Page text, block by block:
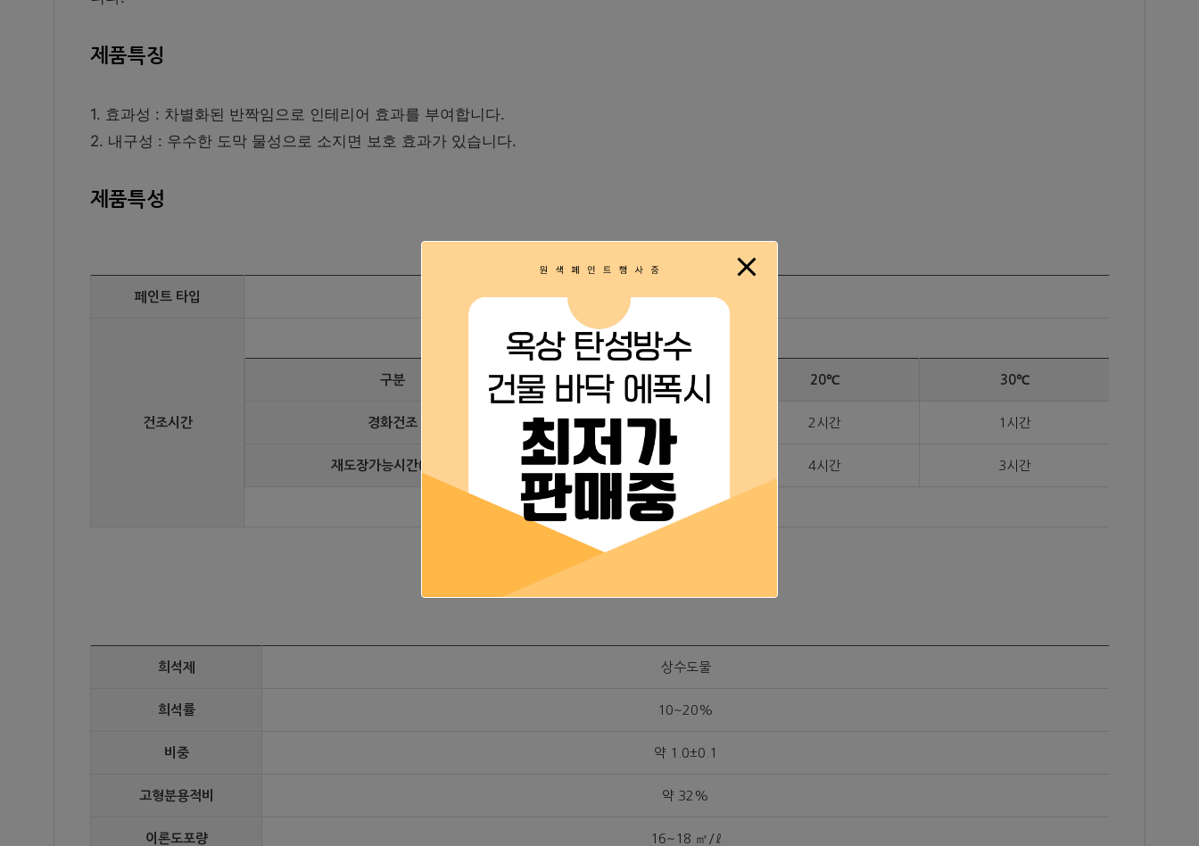
제품특징
1. 효과성 : 차별화된 반짝임으로 인테리어 효과를 부여합니다.
2. 내구성 : 우수한 도막 물성으로 소지면 보호 효과가 있습니다.
제품특성
페인트 타입 수성 아크릭계 수지
건조시간
구분 10℃ 20℃ 30℃
경화건조 5시간 2시간 1시간
재도장가능시간(최소) 6시간 4시간 3시간
희석제 상수도물
희석률 10~20%
비중 약 1.0±0.1
고형분용적비 약 32%
이론도포량 16~18 ㎡/ℓ